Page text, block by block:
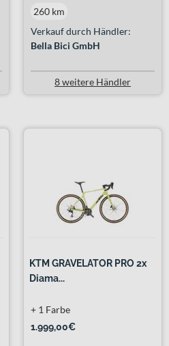
Verkauf durch Händler:
Bella Bici GmbH
260 km
8 weitere Händler
KTM GRAVELATOR PRO 2x
Diama...
1.999,00€
+ 1 Farbe